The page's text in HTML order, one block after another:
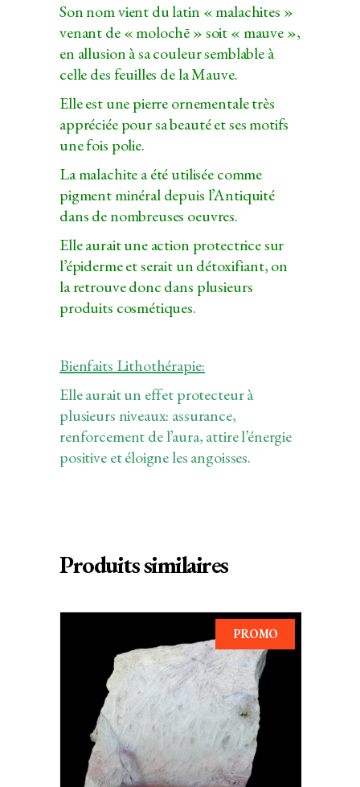
Son nom vient du latin « malachites »
venant de « molochē » soit « mauve »,
en allusion à sa couleur semblable à
celle des feuilles de la Mauve.
Elle est une pierre ornementale très
appréciée pour sa beauté et ses motifs
une fois polie.
La malachite a été utilisée comme
pigment minéral depuis l’Antiquité
dans de nombreuses oeuvres.
Elle aurait une action protectrice sur
l’épiderme et serait un détoxifiant, on
la retrouve donc dans plusieurs
produits cosmétiques.
Bienfaits Lithothérapie:
Elle aurait un effet protecteur à
plusieurs niveaux: assurance,
renforcement de l’aura, attire l’énergie
positive et éloigne les angoisses.
Produits similaires
PROMO
AJOUTER AU PANIER